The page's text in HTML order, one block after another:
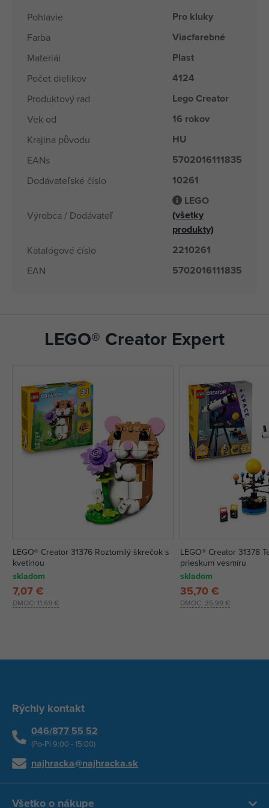
Pohlavie Pro kluky
Farba Viacfarebné
Materiál Plast
Počet dielikov 4124
Produktový rad Lego Creator
Vek od 16 rokov
Krajina pôvodu HU
EANs 5702016111835
Dodávateľské číslo 10261
Výrobca / Dodávateľ
LEGO
(všetky
produkty)
Katalógové číslo 2210261
EAN 5702016111835
LEGO® Creator Expert
LEGO® Creator 31376 Roztomilý škrečok s
kvetinou
skladom
DMOC: 11,69 €
7,07 €
LEGO® Creator 31378
prieskum vesmíru
skladom
DMOC: 35,99 €
35,70 €
Rýchly kontakt
046/877 55 52
(Po-Pi 9:00 - 15:00)
najhracka@najhracka.sk
Všetko o nákupe